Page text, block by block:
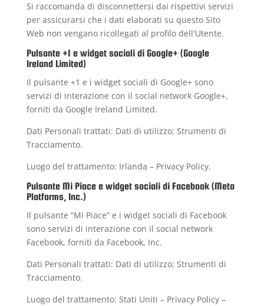
Si raccomanda di disconnettersi dai rispettivi servizi
per assicurarsi che i dati elaborati su questo Sito
Web non vengano ricollegati al profilo dell'Utente.
Pulsante +1 e widget sociali di Google+ (Google
Ireland Limited)
Il pulsante +1 e i widget sociali di Google+ sono
servizi di interazione con il social network Google+,
forniti da Google Ireland Limited.
Dati Personali trattati: Dati di utilizzo; Strumenti di
Tracciamento.
Luogo del trattamento: Irlanda – Privacy Policy.
Pulsante Mi Piace e widget sociali di Facebook (Meta
Platforms, Inc.)
Il pulsante “Mi Piace” e i widget sociali di Facebook
sono servizi di interazione con il social network
Facebook, forniti da Facebook, Inc.
Dati Personali trattati: Dati di utilizzo; Strumenti di
Tracciamento.
Luogo del trattamento: Stati Uniti – Privacy Policy–